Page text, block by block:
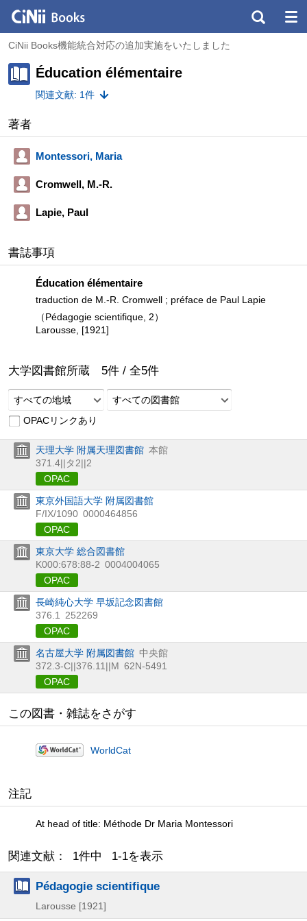
CiNii Books機能統合対応の追加実施をいたしました
Éducation élémentaire
関連文献: 1件
著者
Montessori, Maria
Cromwell, M.-R.
Lapie, Paul
書誌事項
Éducation élémentaire
traduction de M.-R. Cromwell ; préface de Paul Lapie
（Pédagogie scientifique, 2）
Larousse, [1921]
大学図書館所蔵 5件 / 全5件
すべての地域
すべての図書館
OPACリンクあり
天理大学 附属天理図書館 本館
371.4||タ2||2
OPAC
東京外国語大学 附属図書館
F/IX/1090 0000464856
OPAC
東京大学 総合図書館
K000:678:88-2 0004004065
OPAC
長崎純心大学 早坂記念図書館
376.1
252269
OPAC
名古屋大学 附属図書館 中央館
372.3-C||376.11||M 62N-5491
OPAC
この図書・雑誌をさがす
WorldCat
注記
At head of title: Méthode Dr Maria Montessori
関連文献： 1件中 1-1を表示
Pédagogie scientifique
Larousse [1921]